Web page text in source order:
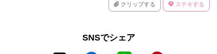
クリップする ステキする
SNSでシェア